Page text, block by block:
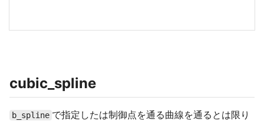
cubic_spline
b_spline で指定したは制御点を通る曲線を通るとは限り